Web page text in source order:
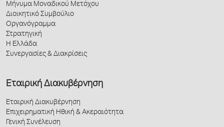
Μήνυμα Μοναδικού Μετόχου
Διοικητικό Συμβούλιο
Οργανόγραμμα
Στρατηγική
Η Ελλάδα
Συνεργασίες & Διακρίσεις
Εταιρική Διακυβέρνηση
Εταιρική Διακυβέρνηση
Επιχειρηματική Ηθική & Ακεραιότητα
Γενική Συνέλευση